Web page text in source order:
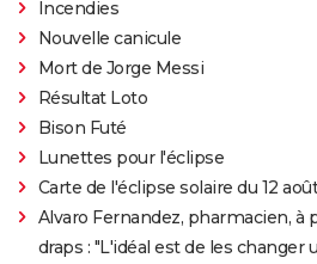
Incendies
Nouvelle canicule
Mort de Jorge Messi
Résultat Loto
Bison Futé
Lunettes pour l'éclipse
Carte de l'éclipse solaire du 12
Alvaro Fernandez, pharmacien, à
draps : "L'idéal est de les changer